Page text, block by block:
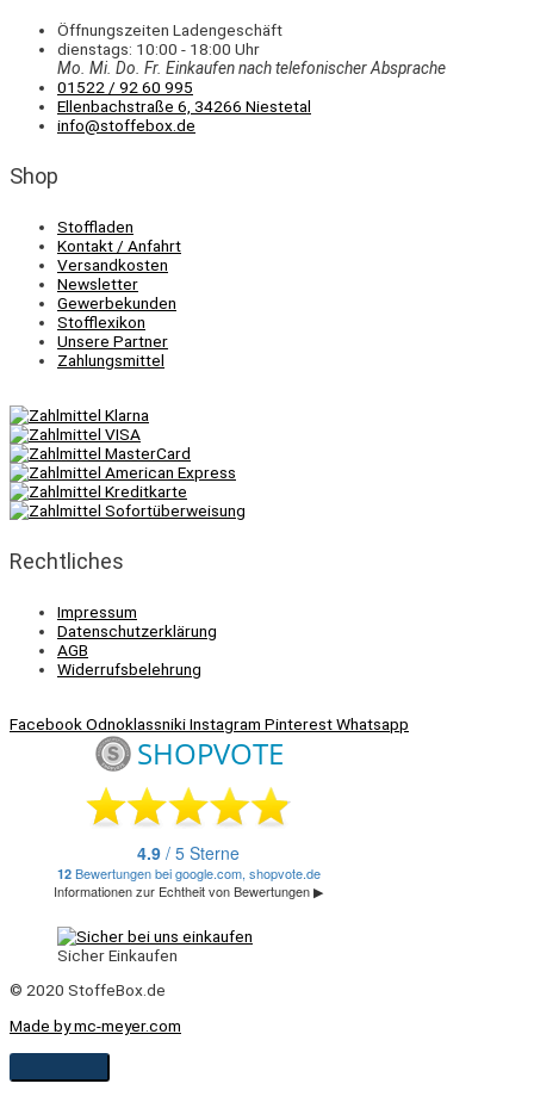
Öffnungszeiten Ladengeschäft
dienstags: 10:00 - 18:00 Uhr
Mo. Mi. Do. Fr. Einkaufennach telefonischer Absprache
01522 / 92 60 995
Ellenbachstraße 6, 34266 Niestetal
info@stoffebox.de
Shop
Stoffladen
Kontakt / Anfahrt
Versandkosten
Newsletter
Gewerbekunden
Stofflexikon
Unsere Partner
Zahlungsmittel
Rechtliches
Impressum
Datenschutzerklärung
AGB
Widerrufsbelehrung
FacebookOdnoklassnikiInstagram PinterestWhatsapp
Sicher Einkaufen
© 2020 StoffeBox.de
Made by mc-meyer.com